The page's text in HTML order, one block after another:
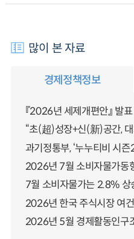
많이 본 자료
경제정책정보
『2026년 세제개편안』 발표
“초(超)성장+신(新)공간,
과기정통부, ‘누누티비 시
2026년 7월 소비자물가동
7월 소비자물가는 2.8% 상
2026년 한국 주식시장 여
2026년 5월 경제활동인구